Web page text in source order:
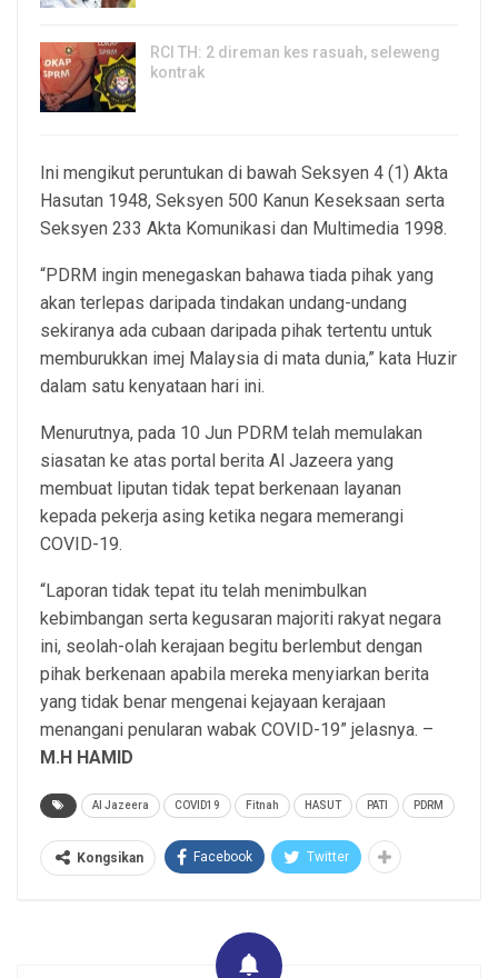
RCI TH: 2 direman kes rasuah, seleweng
kontrak
Ini mengikut peruntukan di bawah Seksyen 4 (1) Akta
Hasutan 1948, Seksyen 500 Kanun Keseksaan serta
Seksyen 233 Akta Komunikasi dan Multimedia 1998.
“PDRM ingin menegaskan bahawa tiada pihak yang
akan terlepas daripada tindakan undang-undang
sekiranya ada cubaan daripada pihak tertentu untuk
memburukkan imej Malaysia di mata dunia,” kata Huzir
dalam satu kenyataan hari ini.
Menurutnya, pada 10 Jun PDRM telah memulakan
siasatan ke atas portal berita Al Jazeera yang
membuat liputan tidak tepat berkenaan layanan
kepada pekerja asing ketika negara memerangi
COVID-19.
“Laporan tidak tepat itu telah menimbulkan
kebimbangan serta kegusaran majoriti rakyat negara
ini, seolah-olah kerajaan begitu berlembut dengan
pihak berkenaan apabila mereka menyiarkan berita
yang tidak benar mengenai kejayaan kerajaan
menangani penularan wabak COVID-19” jelasnya. –
M.H HAMID
Al Jazeera COVID19 Fitnah HASUT PATI PDRM
Kongsikan Facebook Twitter